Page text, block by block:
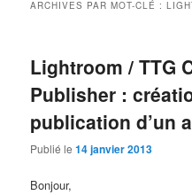
ARCHIVES PAR MOT-CLÉ :
Lightroom / TTG
Publisher :
publication d’un
Publié le14 janvier 2013
Bonjour,